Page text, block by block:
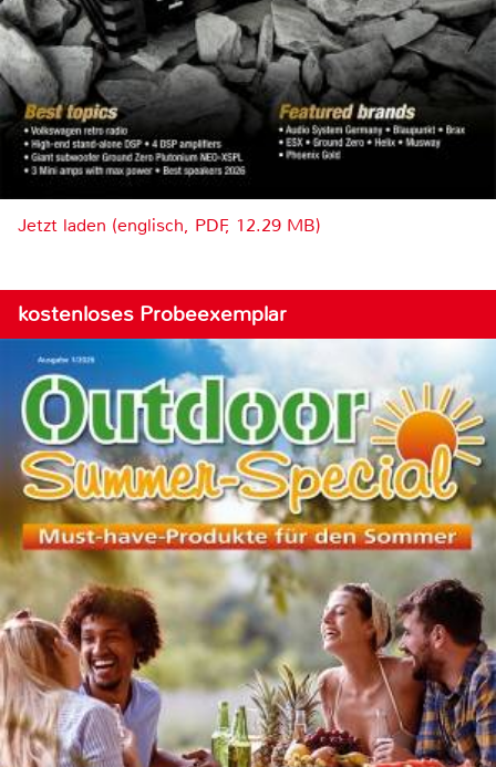
Jetzt laden (englisch, PDF, 12.29 MB)
kostenloses Probeexemplar